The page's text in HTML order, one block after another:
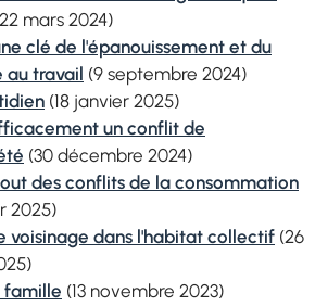
mars 2024)
clé de l'épanouissement et du
au travail (9 septembre 2024)
(18 janvier 2025)
un conflit de
(30 décembre 2024)
des conflits de la consommation
2025)
voisinage dans l'habitat collectif (26
famille (13 novembre 2023)